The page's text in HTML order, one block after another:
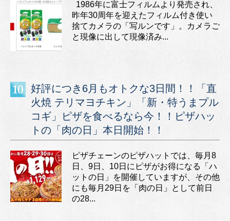
1986年に富士フィルムより発売され、
昨年30周年を迎えたフィルム付き使い
捨てカメラの「写ルンです」。カメラご
と現像に出して現像済み...
好評につき6月もオトクな3日間！！「直
火焼 テリマヨチキン」「新・特うまプル
コギ」ピザを食べるなら今！！ピザハッ
トの「肉の日」本日開始！！
ピザチェーンのピザハットでは、毎月8
日、9日、10日にピザがお得になる「ハ
ットの日」を開催していますが、その他
にも毎月29日を「肉の日」として前日
の28...